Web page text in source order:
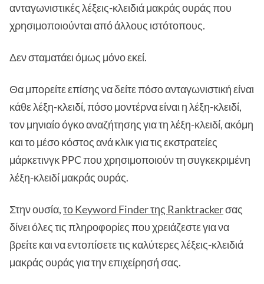
ανταγωνιστικές λέξεις-κλειδιά μακράς ουράς που
χρησιμοποιούνται από άλλους ιστότοπους.
Δεν σταματάει όμως μόνο εκεί.
Θα μπορείτε επίσης να δείτε πόσο ανταγωνιστική είναι
κάθε λέξη-κλειδί, πόσο μοντέρνα είναι η λέξη-κλειδί,
τον μηνιαίο όγκο αναζήτησης για τη λέξη-κλειδί, ακόμη
και το μέσο κόστος ανά κλικ για τις εκστρατείες
μάρκετινγκ PPC που χρησιμοποιούν τη συγκεκριμένη
λέξη-κλειδί μακράς ουράς.
Στην ουσία,το Keyword Finder της Ranktrackerσας
δίνει όλες τις πληροφορίες που χρειάζεστε για να
βρείτε και να εντοπίσετε τις καλύτερες λέξεις-κλειδιά
μακράς ουράς για την επιχείρησή σας.